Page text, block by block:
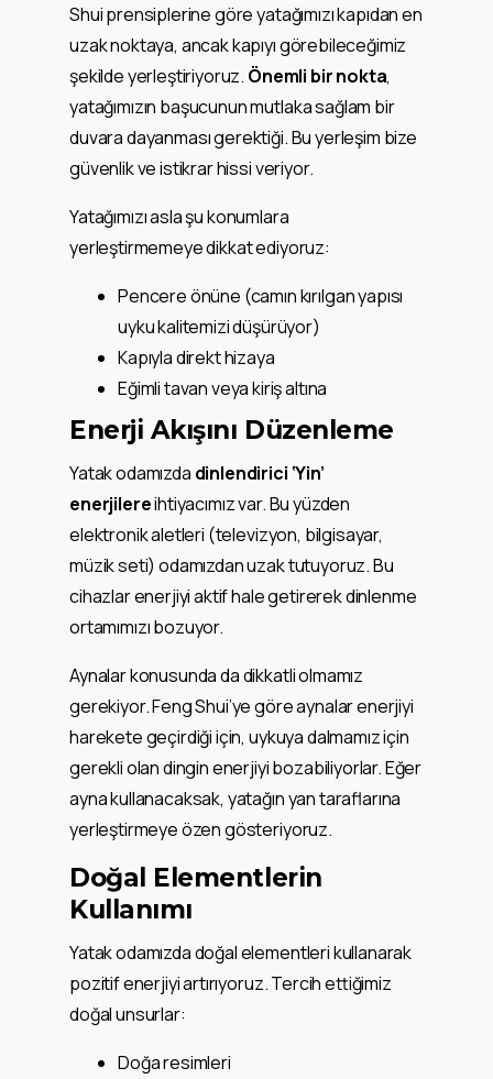
Shui prensiplerine göre yatağımızı kapıdan en
uzak noktaya, ancak kapıyı görebileceğimiz
şekilde yerleştiriyoruz. Önemli bir nokta,
yatağımızın başucunun mutlaka sağlam bir
duvara dayanması gerektiği. Bu yerleşim bize
güvenlik ve istikrar hissi veriyor.
Yatağımızı asla şu konumlara
yerleştirmemeye dikkat ediyoruz:
Pencere önüne (camın kırılgan yapısı
uyku kalitemizi düşürüyor)
Kapıyla direkt hizaya
Eğimli tavan veya kiriş altına
Enerji Akışını Düzenleme
Yatak odamızda dinlendirici ‘Yin’
enerjilereihtiyacımız var. Bu yüzden
elektronik aletleri (televizyon, bilgisayar,
müzik seti) odamızdan uzak tutuyoruz. Bu
cihazlar enerjiyi aktif hale getirerek dinlenme
ortamımızı bozuyor.
Aynalar konusunda da dikkatli olmamız
gerekiyor. Feng Shui’ye göre aynalar enerjiyi
harekete geçirdiği için, uykuya dalmamız için
gerekli olan dingin enerjiyi bozabiliyorlar. Eğer
ayna kullanacaksak, yatağın yan taraflarına
yerleştirmeye özen gösteriyoruz.
Doğal Elementlerin
Kullanımı
Yatak odamızda doğal elementleri kullanarak
pozitif enerjiyi artırıyoruz. Tercih ettiğimiz
doğal unsurlar:
Doğa resimleri